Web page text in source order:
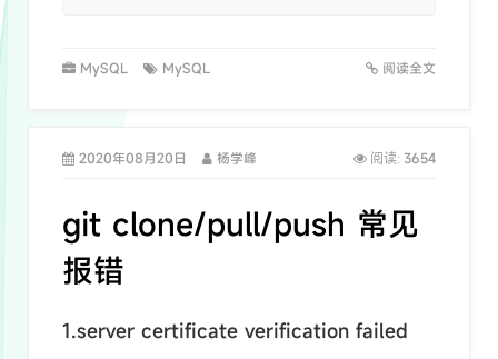
MySQL MySQL 阅读全文
2020年08月20日 杨学峰 阅读: 3654
git clone/pull/push 常见
报错
1.server certificate verification failed